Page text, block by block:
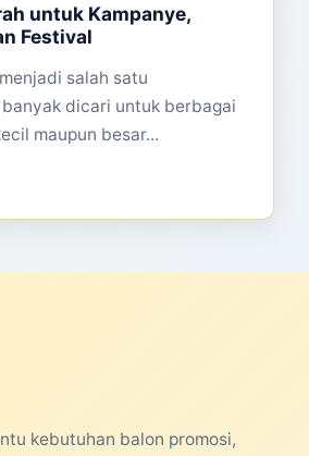
untuk Kampanye,
Festival
salah satu
dicari untuk berbagai
maupun besar...
kebutuhan balon promosi,